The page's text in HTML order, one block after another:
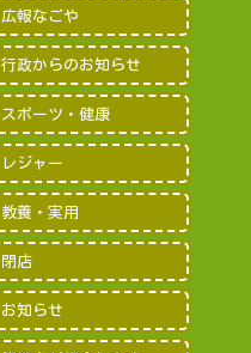
広報なごや
行政からのお知らせ
スポーツ・健康
レジャー
教養・実用
閉店
お知らせ